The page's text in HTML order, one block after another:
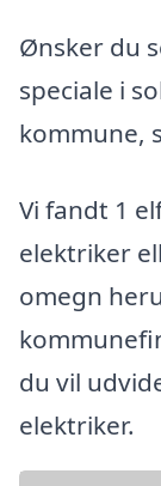
Ønsker du
speciale i
kommune,
Vi fandt 1
elektriker
omegn
du vil
elektriker.